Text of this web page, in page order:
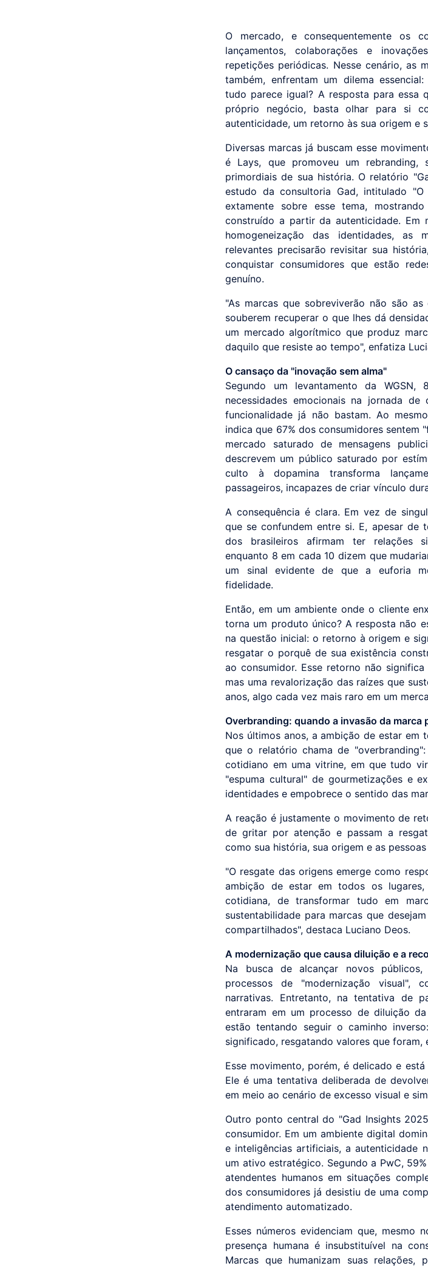
O mercado, e consequentemente os
lançamentos, colaborações e
repetições periódicas. Nesse cenário, as
também, enfrentam um dilema
tudo parece igual? A resposta para essa
próprio negócio, basta olhar para si
autenticidade, um retorno às sua origem e
Diversas marcas já buscam esse
é Lays, que promoveu um rebranding,
primordiais de sua história. O relatório
estudo da consultoria Gad, intitulado
extamente sobre esse tema,
construído a partir da autenticidade. Em
homogeneização das identidades, as
relevantes precisarão revisitar sua
conquistar consumidores que estão
genuíno.
"As marcas que sobreviverão não são
souberem recuperar o que lhes dá
um mercado algorítmico que produz
daquilo que resiste ao tempo", enfatiza
O cansaço da "inovação sem alma"
Segundo um levantamento da WGSN,
necessidades emocionais na jornada
funcionalidade já não bastam. Ao
indica que 67% dos consumidores sentem
mercado saturado de mensagens
descrevem um público saturado por
culto à dopamina transforma
passageiros, incapazes de criar vínculo
A consequência é clara. Em vez de
que se confundem entre si. E, apesar de
dos brasileiros afirmam ter relações
enquanto 8 em cada 10 dizem que
um sinal evidente de que a euforia
fidelidade.
Então, em um ambiente onde o cliente
torna um produto único? A resposta não
na questão inicial: o retorno à origem e
resgatar o porquê de sua existência
ao consumidor. Esse retorno não
mas uma revalorização das raízes que
anos, algo cada vez mais raro em um
Overbranding: quando a invasão da marca
Nos últimos anos, a ambição de estar em
que o relatório chama de
cotidiano em uma vitrine, em que tudo
"espuma cultural" de gourmetizações e
identidades e empobrece o sentido das
A reação é justamente o movimento de
de gritar por atenção e passam a
como sua história, sua origem e as
"O resgate das origens emerge como
ambição de estar em todos os
cotidiana, de transformar tudo em
sustentabilidade para marcas que
compartilhados", destaca Luciano Deos.
A modernização que causa diluição e a
Na busca de alcançar novos públicos,
processos de "modernização visual",
narrativas. Entretanto, na tentativa de
entraram em um processo de diluição
estão tentando seguir o caminho
significado, resgatando valores que foram,
Esse movimento, porém, é delicado e
Ele é uma tentativa deliberada de
em meio ao cenário de excesso visual e
Outro ponto central do "Gad Insights
consumidor. Em um ambiente digital
e inteligências artificiais, a autenticidade
um ativo estratégico. Segundo a PwC,
atendentes humanos em situações
dos consumidores já desistiu de uma
atendimento automatizado.
Esses números evidenciam que, mesmo
presença humana é insubstituível na
Marcas que humanizam suas relações,